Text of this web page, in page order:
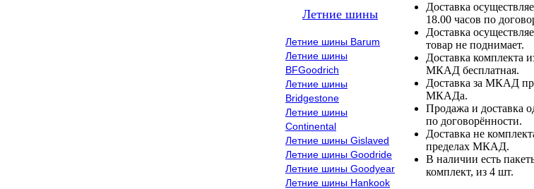
Летние шины
Летние шины Barum
Летние шины
BFGoodrich
Летние шины
Bridgestone
Летние шины
Continental
Летние шины Gislaved
Летние шины Goodride
Летние шины Goodyear
Летние шины Hankook
Доставка
18.00 часов по
Доставка
товар не поднимает.
Доставка комплекта
МКАД бесплатная.
Доставка за МКАД
МКАДа.
Продажа и доставка
по договорённости.
Доставка не
пределах МКАД.
В наличии есть
комплект, из 4 шт.